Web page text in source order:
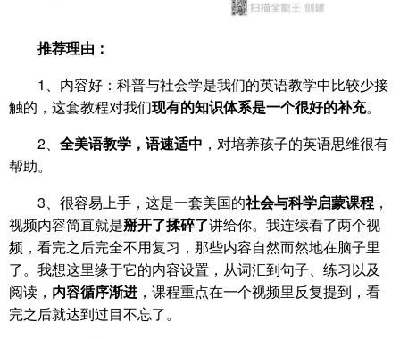
推荐理由：
1、内容好：科普与社会学是我们的英语教学中比较少接
触的，这套教程对我们现有的知识体系是一个很好的补充。
2、 全美语教学，语速适中 ，对培养孩子的英语思维很有
帮助。
3、很容易上手，这是一套美国的社会与科学启蒙课程 ，
视频内容简直就是掰开了揉碎了讲给你。我连续看了两个视
频，看完之后完全不用复习，那些内容自然而然地在脑子里
了。我想这里缘于它的内容设置，从词汇到句子、练习以及
阅读， 内容循序渐进 ，课程重点在一个视频里反复提到，看
完之后就达到过目不忘了。